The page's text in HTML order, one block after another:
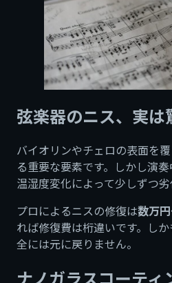
弦楽器のニス、実は
バイオリンやチェロの表面を
る重要な要素です。しかし演奏
温湿度変化によって少しずつ劣
プロによるニスの修復は数万
れば修復費は桁違いです。し
全には元に戻りません。
ナノガラスコーティ